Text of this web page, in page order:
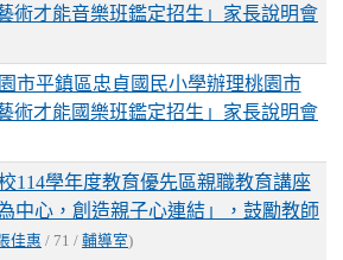
術才能音樂班鑑定招生」家長說明會
市平鎮區忠貞國民小學辦理桃園市
術才能國樂班鑑定招生」家長說明會
114學年度教育優先區親職教育講座
中心，創造親子心連結」，鼓勵教師
佳惠 / 71 / 輔導室)